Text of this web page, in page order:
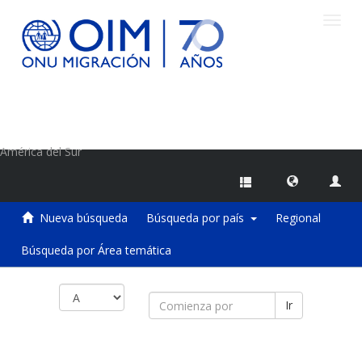
América del Sur
Nueva búsqueda Búsqueda por país Regional
Búsqueda por Área temática
Ir